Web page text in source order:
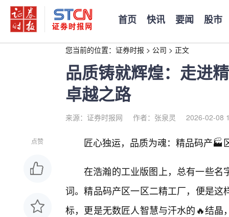
首页 快讯 要闻 股市
您当前的位置： 证券时报 > 公司 > 正文
品质铸就辉煌：走进
卓越之路
来源：证券时报网 作者：张泉灵 2026-02-08
点赞 匠心独运，品质为魂：精品码产🏭
在浩瀚的工业版图上，总有一些名
词。精品码产区一区二精工厂，便是
标，更是无数匠人智慧与汗水的🔥结